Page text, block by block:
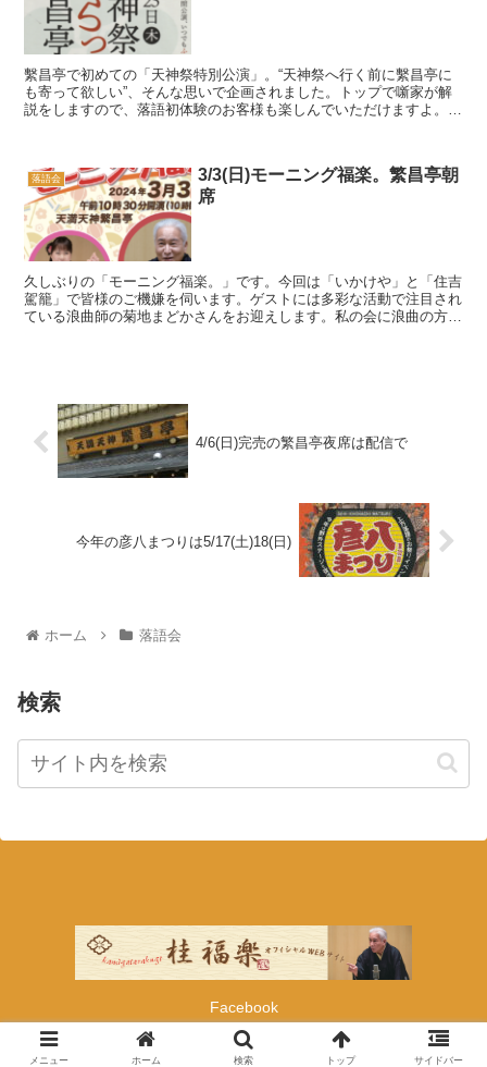
繫昌亭で初めての「天神祭特別公演」。“天神祭へ行く前に繫昌亭に
も寄って欲しい”、そんな思いで企画されました。トップで噺家が解
説をしますので、落語初体験のお客様も楽しんでいただけますよ。
落語会
3/3(日)モーニング福楽。繁昌亭朝
席
久しぶりの「モーニング福楽。」です。今回は「いかけや」と「住吉
駕籠」で皆様のご機嫌を伺います。ゲストには多彩な活動で注目され
ている浪曲師の菊地まどかさんをお迎えします。私の会に浪曲の方が
4/6(日)完売の繁昌亭夜席は配信で
今年の彦八まつりは5/17(土)18(日)
ホーム 落語会
検索
Facebook
© 2021 桂福楽オフィシャルWEBサイト.
メニュー ホーム 検索 トップ サイドバー